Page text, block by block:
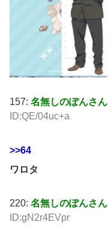
157: 名無しのぽんさん
ID:QE/04uc+a
>>64
ワロタ
220: 名無しのぽんさん
ID:gN2r4EVpr